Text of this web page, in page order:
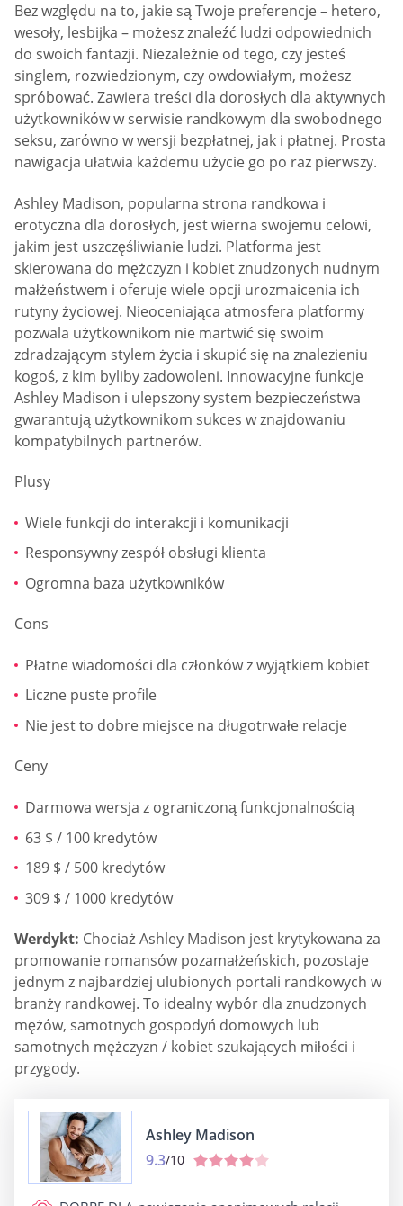
Bez względu na to, jakie są Twoje preferencje – hetero,
wesoły, lesbijka – możesz znaleźć ludzi odpowiednich
do swoich fantazji. Niezależnie od tego, czy jesteś
singlem, rozwiedzionym, czy owdowiałym, możesz
spróbować. Zawiera treści dla dorosłych dla aktywnych
użytkowników w serwisie randkowym dla swobodnego
seksu, zarówno w wersji bezpłatnej, jak i płatnej. Prosta
nawigacja ułatwia każdemu użycie go po raz pierwszy.
Ashley Madison, popularna strona randkowa i
erotyczna dla dorosłych, jest wierna swojemu celowi,
jakim jest uszczęśliwianie ludzi. Platforma jest
skierowana do mężczyzn i kobiet znudzonych nudnym
małżeństwem i oferuje wiele opcji urozmaicenia ich
rutyny życiowej. Nieoceniająca atmosfera platformy
pozwala użytkownikom nie martwić się swoim
zdradzającym stylem życia i skupić się na znalezieniu
kogoś, z kim byliby zadowoleni. Innowacyjne funkcje
Ashley Madison i ulepszony system bezpieczeństwa
gwarantują użytkownikom sukces w znajdowaniu
kompatybilnych partnerów.
Plusy
Wiele funkcji do interakcji i komunikacji
Responsywny zespół obsługi klienta
Ogromna baza użytkowników
Cons
Płatne wiadomości dla członków z wyjątkiem kobiet
Liczne puste profile
Nie jest to dobre miejsce na długotrwałe relacje
Ceny
Darmowa wersja z ograniczoną funkcjonalnością
63 $ / 100 kredytów
189 $ / 500 kredytów
309 $ / 1000 kredytów
Werdykt: Chociaż Ashley Madison jest krytykowana za
promowanie romansów pozamałżeńskich, pozostaje
jednym z najbardziej ulubionych portali randkowych w
branży randkowej. To idealny wybór dla znudzonych
mężów, samotnych gospodyń domowych lub
samotnych mężczyzn / kobiet szukających miłości i
przygody.
Ashley Madison
9.3/10